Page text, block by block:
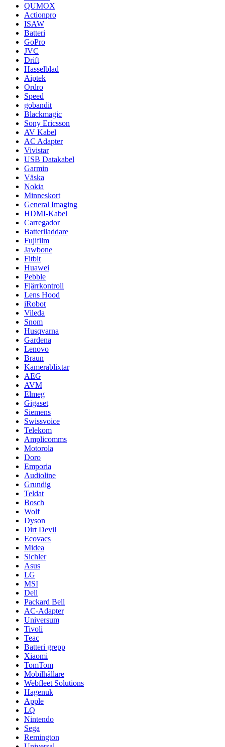
QUMOX
Actionpro
ISAW
Batteri
GoPro
JVC
Drift
Hasselblad
Aiptek
Ordro
Speed
gobandit
Blackmagic
Sony Ericsson
AV Kabel
AC Adapter
Vivistar
USB Datakabel
Garmin
Väska
Nokia
Minneskort
General Imaging
HDMI-Kabel
Carregador
Batteriladdare
Fujifilm
Jawbone
Fitbit
Huawei
Pebble
Fjärrkontroll
Lens Hood
iRobot
Vileda
Snom
Husqvarna
Gardena
Lenovo
Braun
Kamerablixtar
AEG
AVM
Elmeg
Gigaset
Siemens
Swissvoice
Telekom
Amplicomms
Motorola
Doro
Emporia
Audioline
Grundig
Teldat
Bosch
Wolf
Dyson
Dirt Devil
Ecovacs
Midea
Sichler
Asus
LG
MSI
Dell
Packard Bell
AC-Adapter
Universum
Tivoli
Teac
Batteri grepp
Xiaomi
TomTom
Mobilhållare
Webfleet Solutions
Hagenuk
Apple
LQ
Nintendo
Sega
Remington